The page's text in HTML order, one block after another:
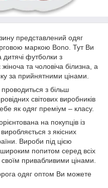
представлений одяг
маркою Bono. Тут Ви
дитячі футболки з
та чоловіча білизна, а
за прийнятними цінами.
з більш
світових виробників
як одяг преміум – класу.
на покупців із
з якісних
Вироби під цією
попитом серед всіх
привабливими цінами.
одяг оптом Ви можете